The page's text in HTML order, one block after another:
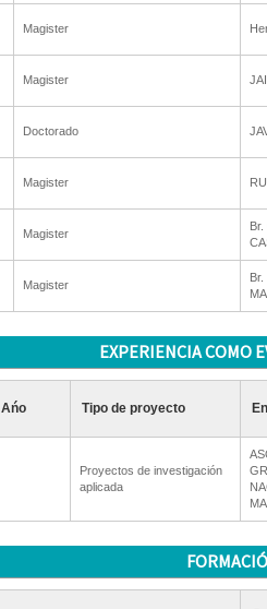
Magister
Magister
Doctorado
Magister
Magister
Magister
EXPERIENCIA COMO
Ańo Tipo de proyecto
Proyectos de investigación
aplicada